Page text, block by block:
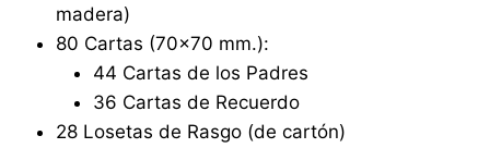
madera)
80 Cartas (70×70 mm.):
44 Cartas de los Padres
36 Cartas de Recuerdo
28 Losetas de Rasgo (de cartón)